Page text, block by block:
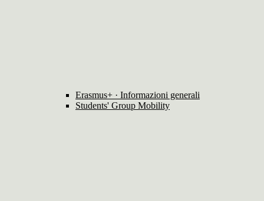
Erasmus+ · Informazioni generali
Students' Group Mobility